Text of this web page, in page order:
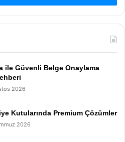
ile Güvenli Belge Onaylama
2026
Kutularında Premium Çözümler
2026